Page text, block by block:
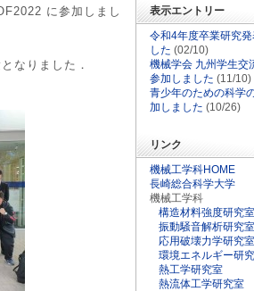
に参加しまし
なりました．
表示エントリー
令和4年度卒業研究
した (02/10)
機械学会 九州学生交
参加しました (11/10)
青少年のための科学
加しました (10/26)
リンク
機械工学科HOME
長崎総合科学大学
機械工学科
構造材料強度研究室
振動騒音解析研究室
応用破壊力学研究室
環境エネルギー研
熱工学研究室
熱流体工学研究室